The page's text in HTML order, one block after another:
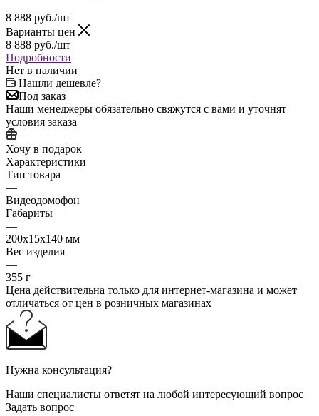
8 888 руб./шт
Варианты цен
8 888 руб./шт
Подробности
Нет в наличии
Нашли дешевле?
Под заказ
Наши менеджеры обязательно свяжутся с вами и уточнят
условия заказа
Хочу в подарок
Характеристики
Тип товара
—
Видеодомофон
Габариты
—
200x15x140 мм
Вес изделия
—
355 г
Цена действительна только для интернет-магазина и может
отличаться от цен в розничных магазинах
Нужна консультация?
Наши специалисты ответят на любой интересующий вопрос
Задать вопрос